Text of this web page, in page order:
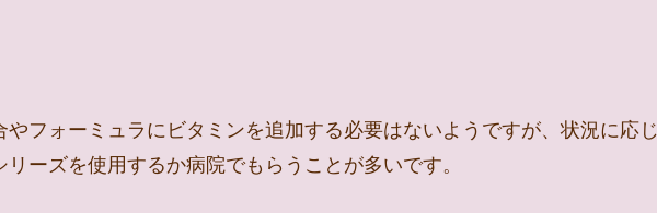
フォーミュラにビタミンを追加する必要はないようですが、状況に応
ーズを使用するか病院でもらうことが多いです。